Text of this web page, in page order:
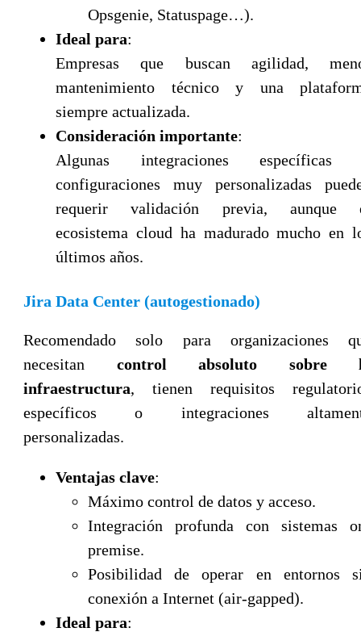
Opsgenie, Statuspage…).
Ideal para:
Empresas que buscan agilidad,
mantenimiento técnico y una
siempre actualizada.
Consideración importante:
Algunas integraciones específicas
configuraciones muy personalizadas
requerir validación previa, aunque
ecosistema cloud ha madurado mucho en
últimos años.
Jira Data Center (autogestionado)
Recomendado solo para organizaciones
necesitan control absoluto sobre
infraestructura, tienen requisitos
específicos o integraciones
personalizadas.
Ventajas clave:
Máximo control de datos y acceso.
Integración profunda con sistemas
premise.
Posibilidad de operar en entornos
conexión a Internet (air-gapped).
Ideal para: